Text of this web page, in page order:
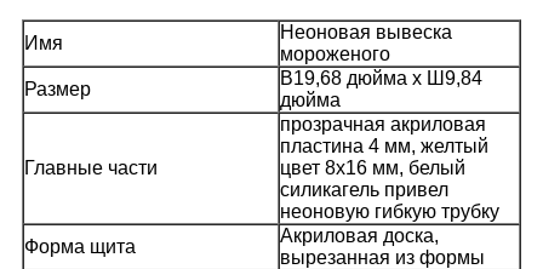
Имя
Неоновая вывеска
мороженого
Размер
В19,68 дюйма x Ш9,84
дюйма
Главные части
прозрачная акриловая
пластина 4 мм, желтый
цвет 8x16 мм, белый
силикагель привел
неоновую гибкую трубку
Форма щита
Акриловая доска,
вырезанная из формы